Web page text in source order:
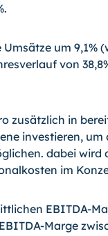
um 9,1%
von
zusätzlich in
investieren, um
dabei wird
im
EBITDA-
Marge